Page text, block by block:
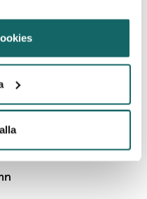
besökare och
2024 startade
vi åt
– och syftade till ökad